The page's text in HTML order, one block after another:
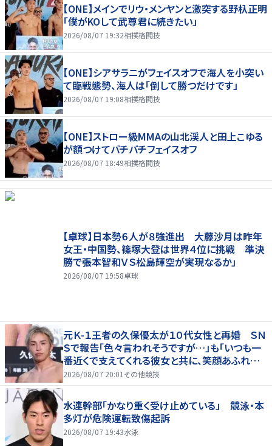
【ONE】メインでリウ・メンヤンと激突する野杁正明
「僕がKOして武尊君に続きたい」
2026/08/07 19:32相撲格闘技
【ONE】シアサラニがフェイスオフで海人を小突い
て臨戦態勢、海人は「倒して勝つだけです」
2026/08/07 19:08相撲格闘技
【ONE】ストロー級MMAの山北渓人と田上こゆる
が額つけてバチバチフェイスオフ
2026/08/07 18:49相撲格闘技
【卓球】日本勢６人が８強進出 大藤沙月は昨年
女王・中国勢、篠塚大登は世界４位に挑戦 準決
勝で張本智和ＶＳ松島輝空が実現なるか」
2026/08/07 19:58卓球
元Ｋ-１王者の久保優太が１０代女性と再婚 ＳＮ
Ｓで報告「色々言われそうですが…」も「いつも一
番近くで支えてくれる彼女と共に、笑顔あふれる
家庭を築いていきたい」
2026/08/07 20:01 その他競技
水連幹部「かなり重く受け止めている」 競泳・本
多灯が危険運転致傷起訴
2026/08/07 19:43水泳